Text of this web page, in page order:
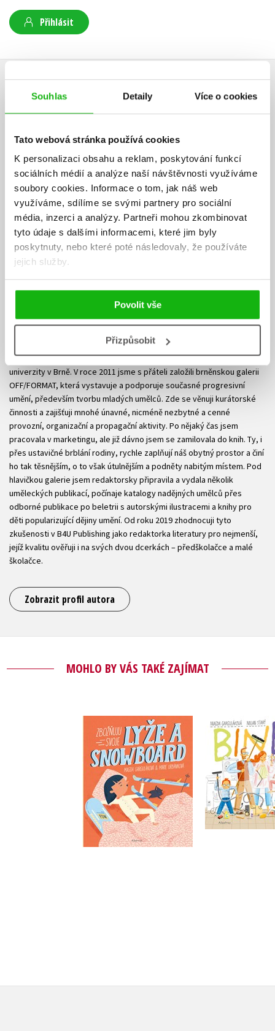
Souhlas Detaily Více o cookies
Tato webová stránka používá cookies
K personalizaci obsahu a reklam, poskytování funkcí
sociálních médií a analýze naší návštěvnosti využíváme
soubory cookies. Informace o tom, jak náš web
využíváme, sdílíme se svými partnery pro sociální
média, inzerci a analýzy. Partneři mohou zkombinovat
tyto údaje s dalšími informacemi, které jim byly
poskytnuty, nebo které poté následovaly, že používáte
jejich služby.
Povolit vše
Přizpůsobit
Přihlásit
AUTOR KNIHY
Magda Garguláková
Vystudovala jsem dějiny umění na Filosofické fakultě Masarykovy
univerzity v Brně. V roce 2011 jsme s přáteli založili brněnskou galerii
OFF/FORMAT, která vystavuje a podporuje současné progresivní
umění, především tvorbu mladých umělců. Zde se věnuji kurátorské
činnosti a zajišťuji mnohé únavné, nicméně nezbytné a cenné
provozní, organizační a propagační aktivity. Po nějaký čas jsem
pracovala v marketingu, ale již dávno jsem se zamilovala do knih. Ty, i
přes ustavičné brblání rodiny, rychle zaplňují náš obytný prostor a činí
ho tak těsnějším, o to však útulnějším a podněty nabitým místem. Pod
hlavičkou galerie jsem redaktorsky připravila a vydala několik
uměleckých publikací, počínaje katalogy nadějných umělců přes
odborné publikace po beletrii s autorskými ilustracemi a knihy pro
děti popularizující dějiny umění. Od roku 2019 zhodnocuji tyto
zkušenosti v B4U Publishing jako redaktorka literatury pro nejmenší,
jejíž kvalitu ověřuji i na svých dvou dcerkách – předškolačce a malé
školačce.
Zobrazit profil autora
MOHLO BY VÁS TAKÉ ZAJÍMAT
Zbožňuju svoje lyže
a snowboard
Magda Garguláková
Do košíku
Binec v
Magda